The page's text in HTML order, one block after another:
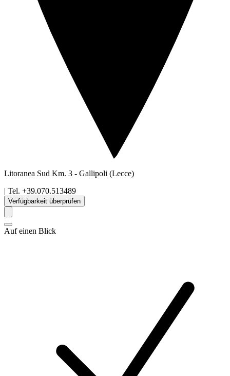
Litoranea Sud Km. 3 - Gallipoli (Lecce)
| Tel. +39.070.513489
Verfügbarkeit überprüfen
Auf einen Blick